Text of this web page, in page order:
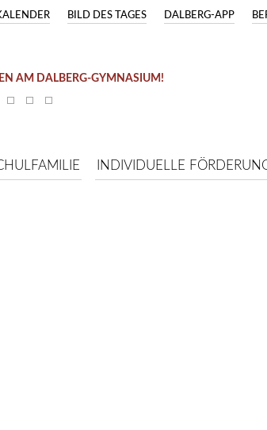
DALBERG-APP
BILD DES TAGES
AM DALBERG-GYMNASIUM!
INDIVIDUELLE